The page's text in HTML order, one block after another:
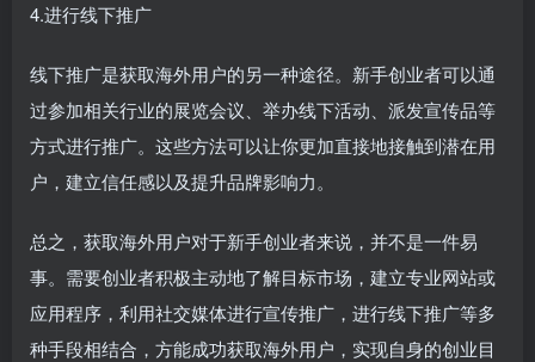
4.进行线下推广
线下推广是获取海外用户的另一种途径。新手创业者可以通
过参加相关行业的展览会议、举办线下活动、派发宣传品等
方式进行推广。这些方法可以让你更加直接地接触到潜在用
户，建立信任感以及提升品牌影响力。
总之，获取海外用户对于新手创业者来说，并不是一件易
事。需要创业者积极主动地了解目标市场，建立专业网站或
应用程序，利用社交媒体进行宣传推广，进行线下推广等多
种手段相结合，方能成功获取海外用户，实现自身的创业目